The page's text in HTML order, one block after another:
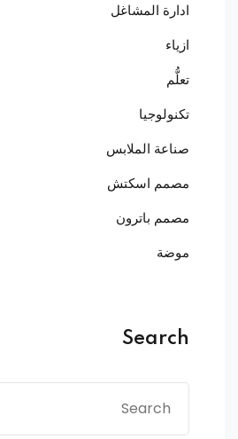
ادارة المشاغل
ازياء
تعلُّم
تكنولوجيا
صناعة الملابس
مصمم اسكتش
مصمم باترون
موضة
Search